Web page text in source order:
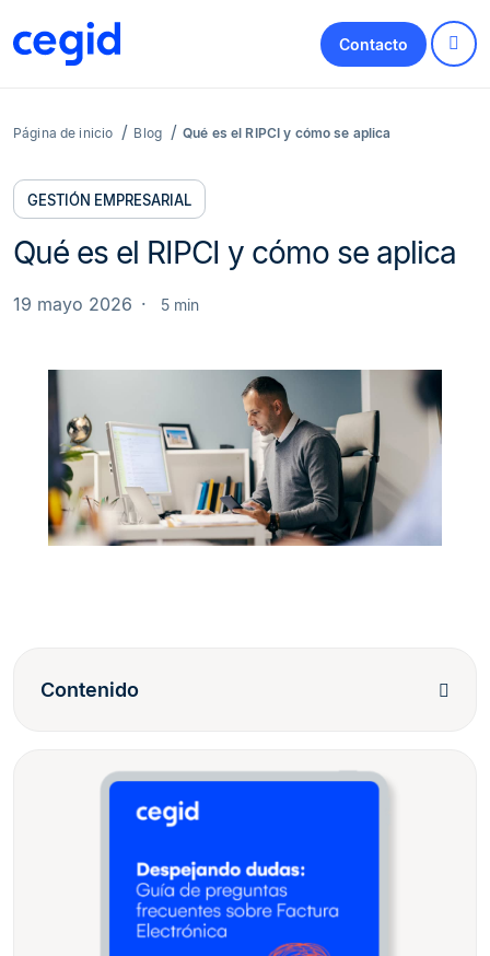
Contacto
Página de inicio Blog Qué es el RIPCI y cómo se aplica
GESTIÓN EMPRESARIAL
Qué es el RIPCI y cómo se aplica
19 mayo 2026 5 min
Contenido